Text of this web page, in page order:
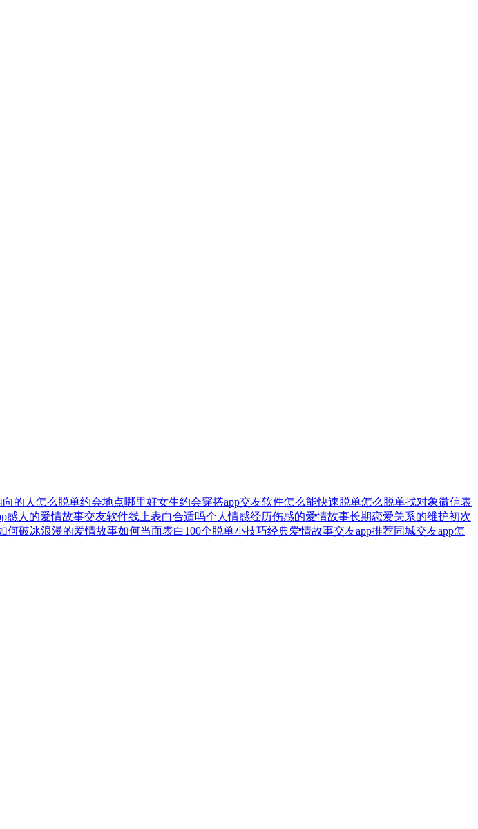
向的人怎么脱单约会地点哪里好女生约会穿搭app交友软件怎么能快速脱单怎么脱单找对象微信表
感人的爱情故事交友软件线上表白合适吗个人情感经历伤感的爱情故事长期恋爱关系的维护初次
何破冰浪漫的爱情故事如何当面表白100个脱单小技巧经典爱情故事交友app推荐同城交友app怎